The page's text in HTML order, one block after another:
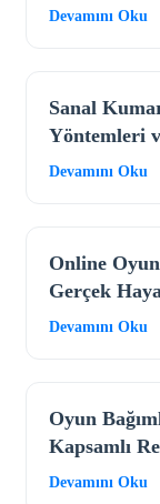
Devamını Oku
Sanal
Yöntemleri
Devamını Oku
Online Oyun
Gerçek
Devamını Oku
Oyun
Kapsamlı
Devamını Oku